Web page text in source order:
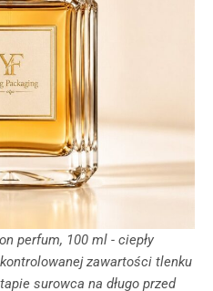
perfum, 100 ml - ciepły
zawartości tlenku
surowca na długo przed